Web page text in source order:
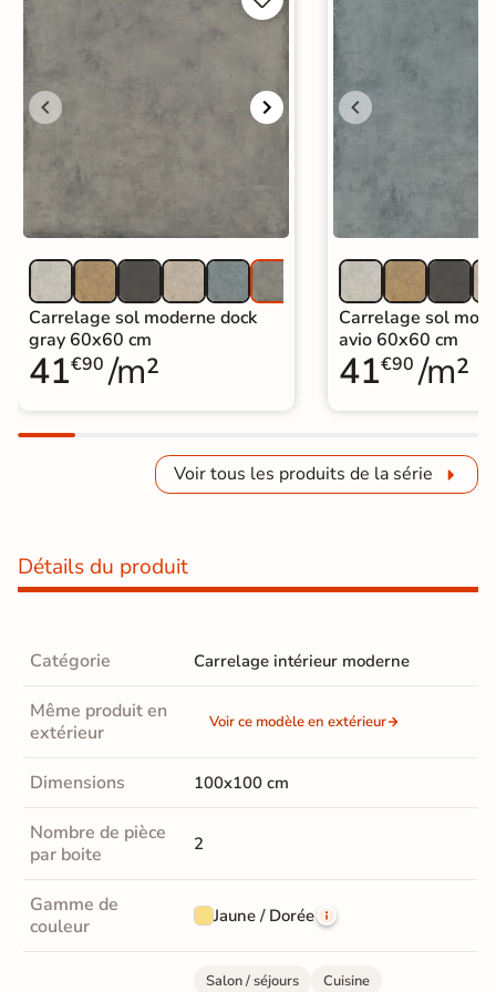
Carrelage sol moderne dock
gray 60x60 cm
41€90 /m²
Carrelage sol
avio 60x60 cm
41€90 /m²
Voir tous les produits de la série
Détails du produit
Catégorie Carrelage intérieur moderne
Même produit en
extérieur
Voir ce modèle en extérieur
Dimensions 100x100 cm
Nombre de pièce
par boite
2
Gamme de
couleur
Jaune / Dorée
Salon / séjours
Cuisine